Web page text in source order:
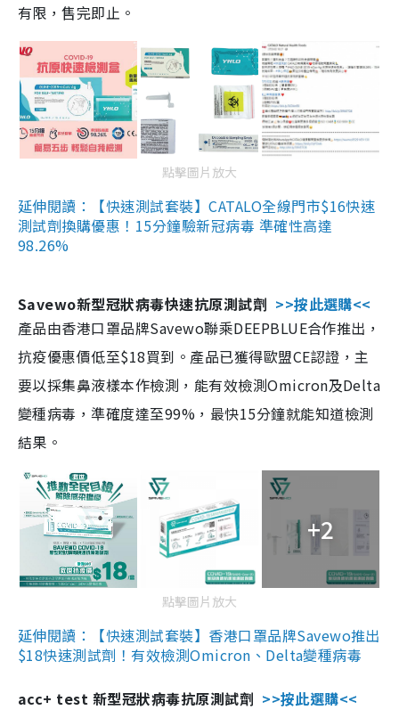
有限，售完即止。
點擊圖片放大
延伸閱讀：【快速測試套裝】CATALO全線門市$16快速
測試劑換購優惠！15分鐘驗新冠病毒 準確性高達
98.26%
Savewo新型冠狀病毒快速抗原測試劑 >>按此選購<<
產品由香港口罩品牌Savewo聯乘DEEPBLUE合作推出，
抗疫優惠價低至$18買到。產品已獲得歐盟CE認證，主
要以採集鼻液樣本作檢測，能有效檢測Omicron及Delta
變種病毒，準確度達至99%，最快15分鐘就能知道檢測
結果。
+2
點擊圖片放大
延伸閱讀：【快速測試套裝】香港口罩品牌Savewo推出
$18快速測試劑！有效檢測Omicron、Delta變種病毒
acc+ test 新型冠狀病毒抗原測試劑 >>按此選購<<